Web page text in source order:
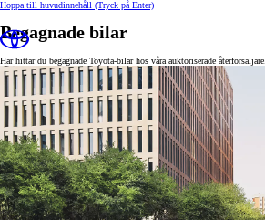
Hoppa till huvudinnehåll (Tryck på Enter)
Begagnade bilar
Här hittar du begagnade Toyota-bilar hos våra auktoriserade återförsäljare.